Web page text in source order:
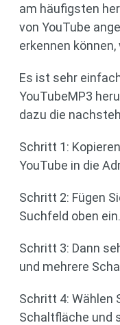
am häufigsten
von YouTube
erkennen
Es ist sehr
YouTubeMP3
dazu die
Schritt 1:
YouTube in die
Schritt 2: Fügen
Suchfeld oben ein.
Schritt 3: Dann
und mehrere
Schritt 4: Wählen
Schaltfläche und